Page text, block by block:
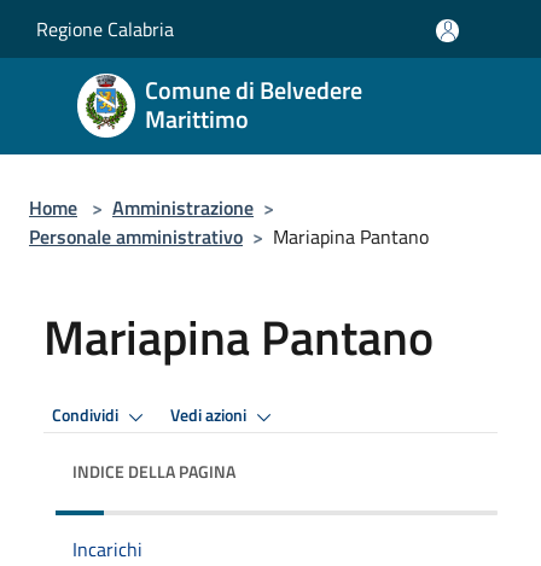
Regione Calabria
Comune di Belvedere
Marittimo
Home > Amministrazione >
Personale amministrativo > Mariapina Pantano
Mariapina Pantano
Condividi Vedi azioni
INDICE DELLA PAGINA
Incarichi